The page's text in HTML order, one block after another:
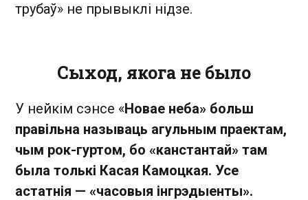
трубаў» не прывыклі нідзе.
Сыход, якога не было
У нейкім сэнсе «Новае неба» больш
правільна называць агульным праектам,
чым рок-гуртом, бо «канстантай» там
была толькі Касая Камоцкая. Усе
астатнія — «часовыя інгрэдыенты».